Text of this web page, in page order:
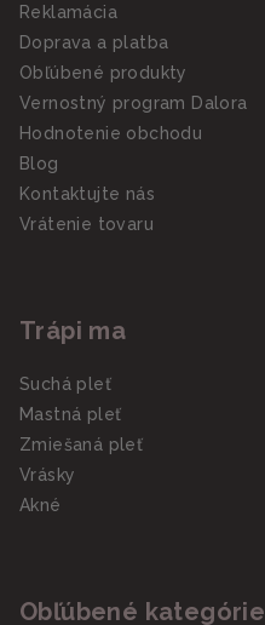
Reklamácia
Doprava a platba
Obľúbené produkty
Vernostný program Dalora
Hodnotenie obchodu
Blog
Kontaktujte nás
Vrátenie tovaru
Trápi ma
Suchá pleť
Mastná pleť
Zmiešaná pleť
Vrásky
Akné
Obľúbené kategórie